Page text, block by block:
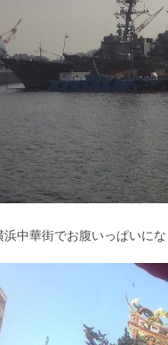
浜中華街でお腹いっぱいに